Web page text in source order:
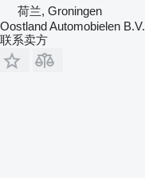
荷兰, Groningen
Oostland Automobielen B.V.
联系卖方